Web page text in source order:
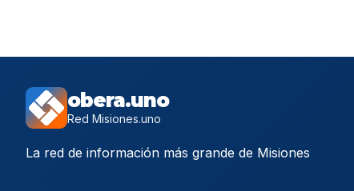
obera.uno
Red Misiones.uno
La red de información más grande de Misiones